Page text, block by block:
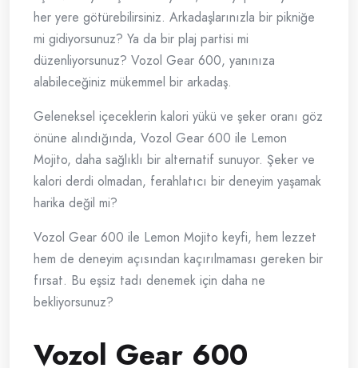
her yere götürebilirsiniz. Arkadaşlarınızla bir pikniğe
mi gidiyorsunuz? Ya da bir plaj partisi mi
düzenliyorsunuz? Vozol Gear 600, yanınıza
alabileceğiniz mükemmel bir arkadaş.
Geleneksel içeceklerin kalori yükü ve şeker oranı göz
önüne alındığında, Vozol Gear 600 ile Lemon
Mojito, daha sağlıklı bir alternatif sunuyor. Şeker ve
kalori derdi olmadan, ferahlatıcı bir deneyim yaşamak
harika değil mi?
Vozol Gear 600 ile Lemon Mojito keyfi, hem lezzet
hem de deneyim açısından kaçırılmaması gereken bir
fırsat. Bu eşsiz tadı denemek için daha ne
bekliyorsunuz?
Vozol Gear 600